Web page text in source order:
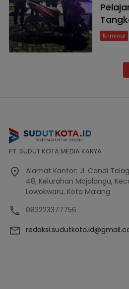
Kriminal
PT. SUDUT KOTA MEDIA KARYA
Alamat Kantor: Jl. Candi
48, Kelurahan Mojolangu,
Lowokwaru, Kota Malang
082223377756